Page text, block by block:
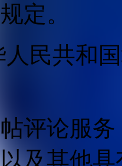
定。
民共和
评论服
及其他